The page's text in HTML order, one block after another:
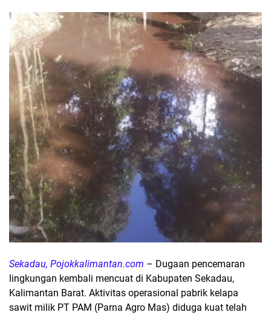
Sekadau, Pojokkalimantan.com – Dugaan pencemaran
lingkungan kembali mencuat di Kabupaten Sekadau,
Kalimantan Barat. Aktivitas operasional pabrik kelapa
sawit milik PT PAM (Parna Agro Mas) diduga kuat telah